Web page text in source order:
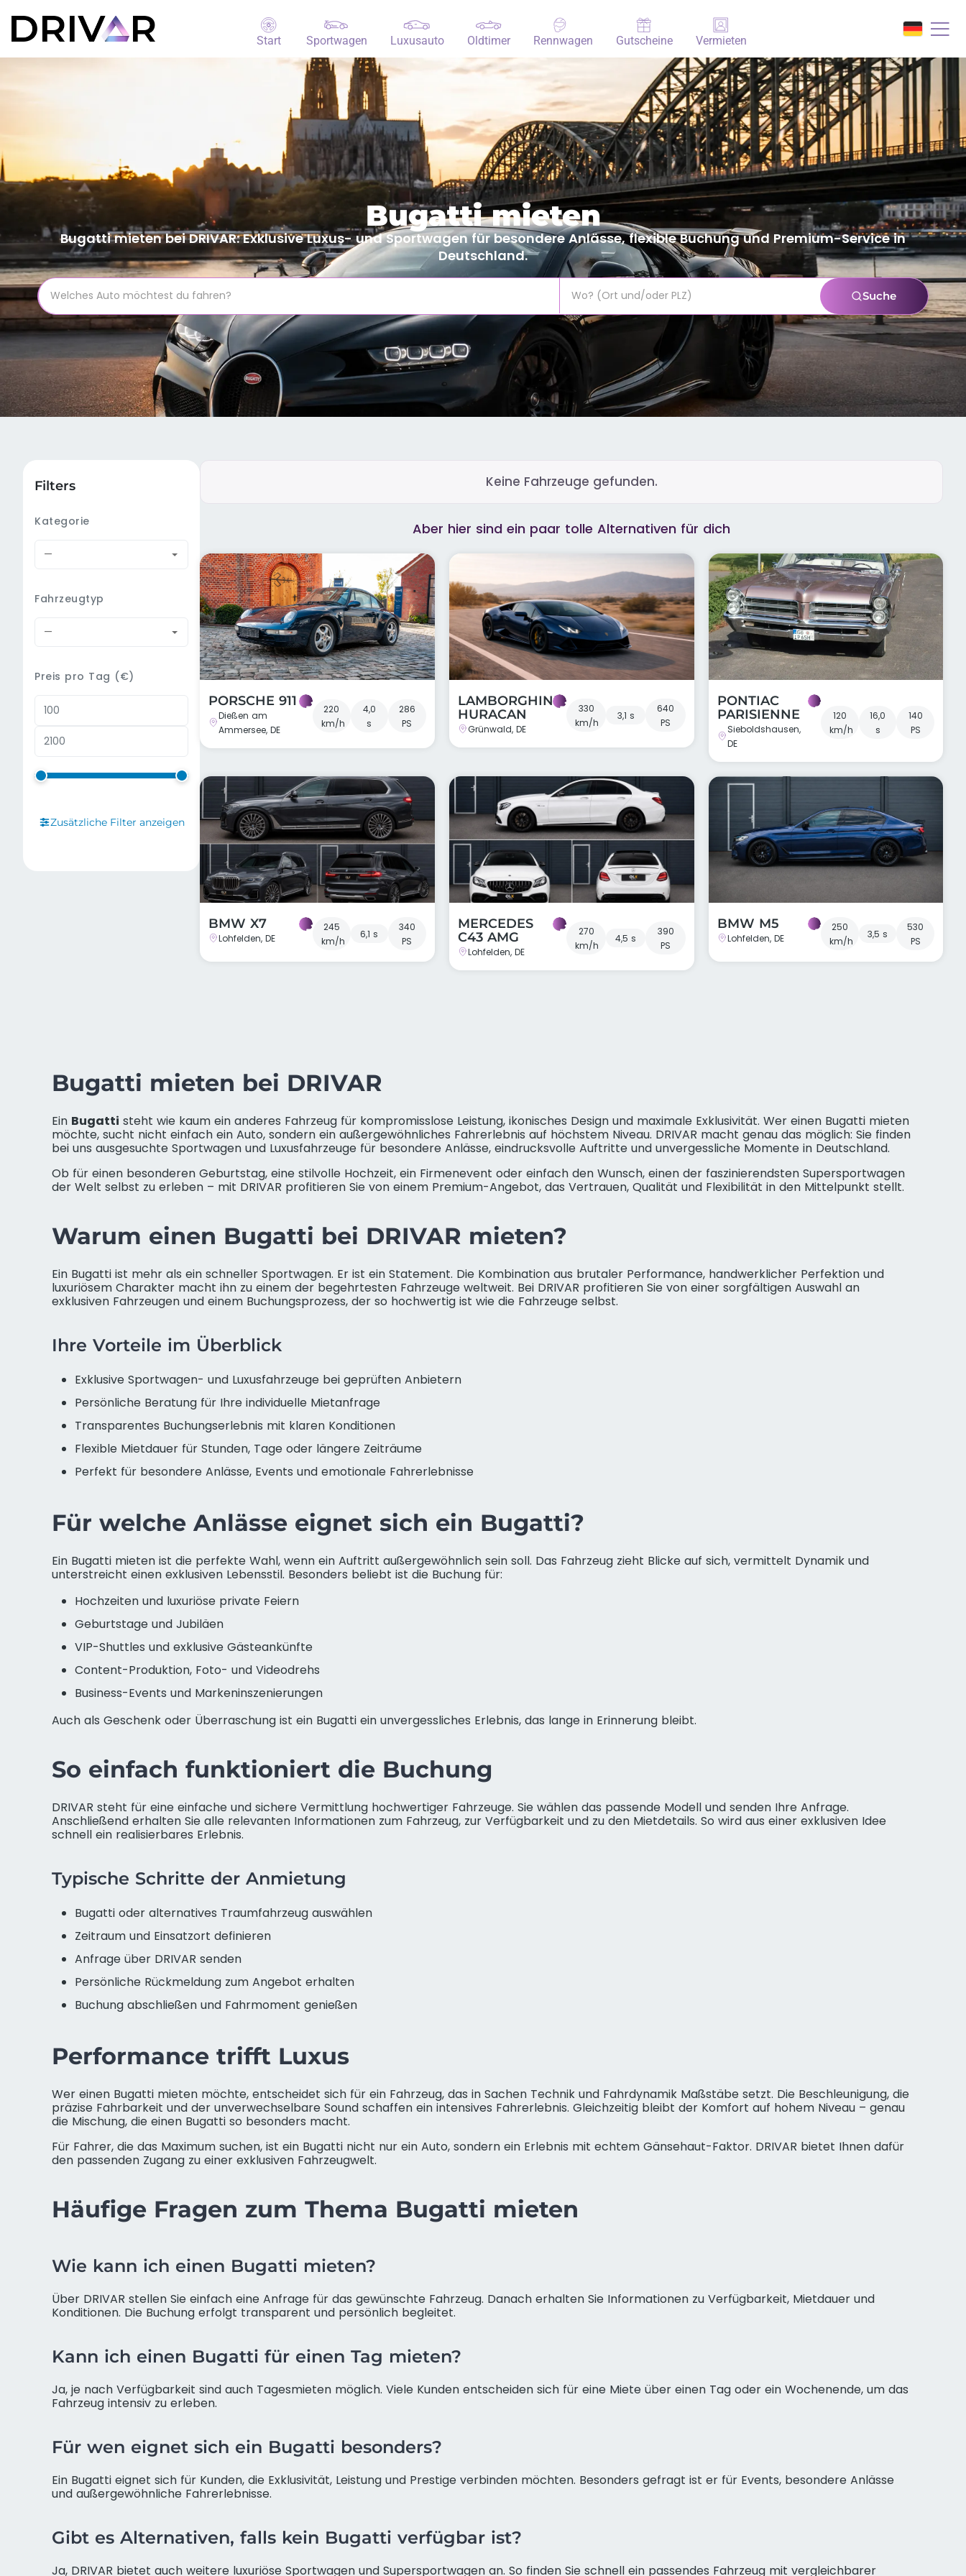
Start Sportwagen Luxusauto Oldtimer Rennwagen Gutscheine Vermieten
Bugatti mieten
Bugatti mieten bei DRIVAR: Exklusive Luxus- und Sportwagen für besondere Anlässe, flexible Buchung und Premium-Service in
Deutschland.
Suche
Filters
Kategorie
—
Fahrzeugtyp
—
Preis pro Tag (€)
Zusätzliche Filter anzeigen
Keine Fahrzeuge gefunden.
Aber hier sind ein paar tolle Alternativen für dich
PORSCHE 911
Dießen am
Ammersee, DE
220
km/h
4,0
s
286
PS
LAMBORGHINI
HURACAN
Grünwald, DE
330
km/h
3,1 s
640
PS
PONTIAC
PARISIENNE
Sieboldshausen,
DE
120
km/h
16,0
s
140
PS
BMW X7
Lohfelden, DE
245
km/h
6,1 s
340
PS
MERCEDES
C43 AMG
Lohfelden, DE
270
km/h
4,5 s
390
PS
BMW M5
Lohfelden, DE
250
km/h
3,5 s
530
PS
Bugatti mieten bei DRIVAR
Ein Bugatti steht wie kaum ein anderes Fahrzeug für kompromisslose Leistung, ikonisches Design und maximale Exklusivität. Wer einen Bugatti mieten
möchte, sucht nicht einfach ein Auto, sondern ein außergewöhnliches Fahrerlebnis auf höchstem Niveau. DRIVAR macht genau das möglich: Sie finden
bei uns ausgesuchte Sportwagen und Luxusfahrzeuge für besondere Anlässe, eindrucksvolle Auftritte und unvergessliche Momente in Deutschland.
Ob für einen besonderen Geburtstag, eine stilvolle Hochzeit, ein Firmenevent oder einfach den Wunsch, einen der faszinierendsten Supersportwagen
der Welt selbst zu erleben – mit DRIVAR profitieren Sie von einem Premium-Angebot, das Vertrauen, Qualität und Flexibilität in den Mittelpunkt stellt.
Warum einen Bugatti bei DRIVAR mieten?
Ein Bugatti ist mehr als ein schneller Sportwagen. Er ist ein Statement. Die Kombination aus brutaler Performance, handwerklicher Perfektion und
luxuriösem Charakter macht ihn zu einem der begehrtesten Fahrzeuge weltweit. Bei DRIVAR profitieren Sie von einer sorgfältigen Auswahl an
exklusiven Fahrzeugen und einem Buchungsprozess, der so hochwertig ist wie die Fahrzeuge selbst.
Ihre Vorteile im Überblick
Exklusive Sportwagen- und Luxusfahrzeuge bei geprüften Anbietern
Persönliche Beratung für Ihre individuelle Mietanfrage
Transparentes Buchungserlebnis mit klaren Konditionen
Flexible Mietdauer für Stunden, Tage oder längere Zeiträume
Perfekt für besondere Anlässe, Events und emotionale Fahrerlebnisse
Für welche Anlässe eignet sich ein Bugatti?
Ein Bugatti mieten ist die perfekte Wahl, wenn ein Auftritt außergewöhnlich sein soll. Das Fahrzeug zieht Blicke auf sich, vermittelt Dynamik und
unterstreicht einen exklusiven Lebensstil. Besonders beliebt ist die Buchung für:
Hochzeiten und luxuriöse private Feiern
Geburtstage und Jubiläen
VIP-Shuttles und exklusive Gästeankünfte
Content-Produktion, Foto- und Videodrehs
Business-Events und Markeninszenierungen
Auch als Geschenk oder Überraschung ist ein Bugatti ein unvergessliches Erlebnis, das lange in Erinnerung bleibt.
So einfach funktioniert die Buchung
DRIVAR steht für eine einfache und sichere Vermittlung hochwertiger Fahrzeuge. Sie wählen das passende Modell und senden Ihre Anfrage.
Anschließend erhalten Sie alle relevanten Informationen zum Fahrzeug, zur Verfügbarkeit und zu den Mietdetails. So wird aus einer exklusiven Idee
schnell ein realisierbares Erlebnis.
Typische Schritte der Anmietung
Bugatti oder alternatives Traumfahrzeug auswählen
Zeitraum und Einsatzort definieren
Anfrage über DRIVAR senden
Persönliche Rückmeldung zum Angebot erhalten
Buchung abschließen und Fahrmoment genießen
Performance trifft Luxus
Wer einen Bugatti mieten möchte, entscheidet sich für ein Fahrzeug, das in Sachen Technik und Fahrdynamik Maßstäbe setzt. Die Beschleunigung, die
präzise Fahrbarkeit und der unverwechselbare Sound schaffen ein intensives Fahrerlebnis. Gleichzeitig bleibt der Komfort auf hohem Niveau – genau
die Mischung, die einen Bugatti so besonders macht.
Für Fahrer, die das Maximum suchen, ist ein Bugatti nicht nur ein Auto, sondern ein Erlebnis mit echtem Gänsehaut-Faktor. DRIVAR bietet Ihnen dafür
den passenden Zugang zu einer exklusiven Fahrzeugwelt.
Häufige Fragen zum Thema Bugatti mieten
Wie kann ich einen Bugatti mieten?
Über DRIVAR stellen Sie einfach eine Anfrage für das gewünschte Fahrzeug. Danach erhalten Sie Informationen zu Verfügbarkeit, Mietdauer und
Konditionen. Die Buchung erfolgt transparent und persönlich begleitet.
Kann ich einen Bugatti für einen Tag mieten?
Ja, je nach Verfügbarkeit sind auch Tagesmieten möglich. Viele Kunden entscheiden sich für eine Miete über einen Tag oder ein Wochenende, um das
Fahrzeug intensiv zu erleben.
Für wen eignet sich ein Bugatti besonders?
Ein Bugatti eignet sich für Kunden, die Exklusivität, Leistung und Prestige verbinden möchten. Besonders gefragt ist er für Events, besondere Anlässe
und außergewöhnliche Fahrerlebnisse.
Gibt es Alternativen, falls kein Bugatti verfügbar ist?
Ja, DRIVAR bietet auch weitere luxuriöse Sportwagen und Supersportwagen an. So finden Sie schnell ein passendes Fahrzeug mit vergleichbarer